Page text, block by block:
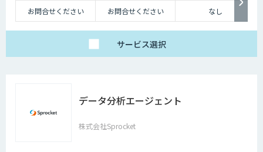
お問合せください
お問合せください なし
サービス選択
データ分析エージェント
株式会社Sprocket